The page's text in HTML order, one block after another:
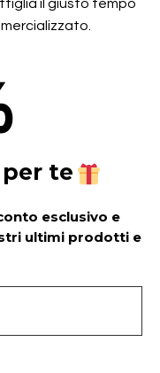
il giusto tempo
te
esclusivo e
ultimi prodotti e